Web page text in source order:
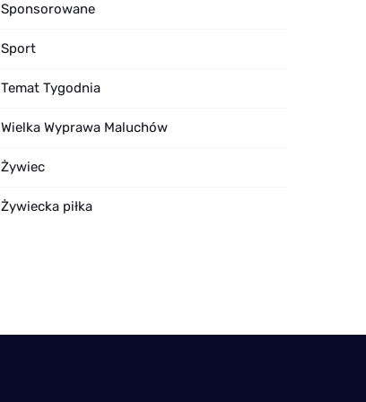
Sponsorowane
Sport
Temat Tygodnia
Wielka Wyprawa Maluchów
Żywiec
Żywiecka piłka